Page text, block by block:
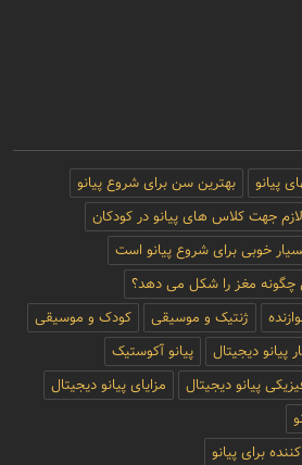
پیانو
بهترین سن برای شروع پیانو
جهت کلاس های پیانو در کودکان
خوبی برای شروع پیانو است
مغز را شکل می دهد؟
ژنتیک و موسیقی
کودک و موسیقی
پیانو دیجیتال
پیانو آکوستیک
پیانو دیجیتال
مزایای پیانو دیجیتال
برای پیانو